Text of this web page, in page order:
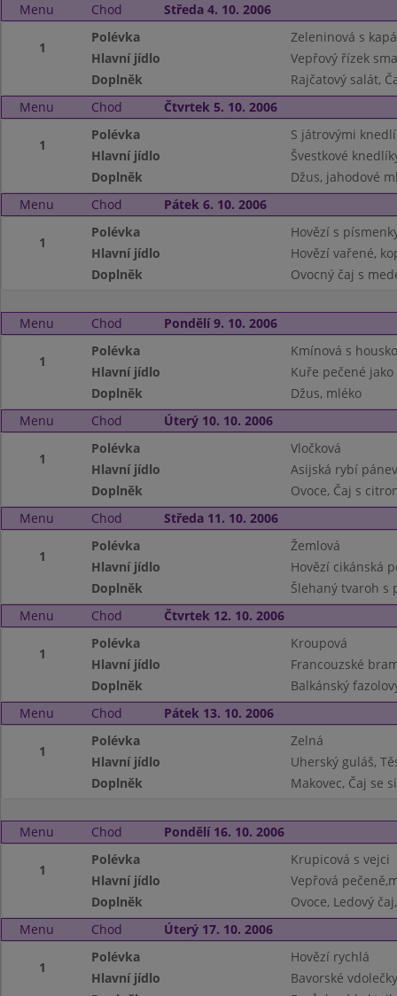
Menu
Chod Středa 4. 10. 2006
1
Polévka
Zeleninová s
Hlavní jídlo
Vepřový řízek
Doplněk
Rajčatový salát,
Menu
Chod Čtvrtek 5. 10. 2006
1
Polévka
S játrovými
Hlavní jídlo
Švestkové
Doplněk
Džus, jahodové
Menu
Chod Pátek 6. 10. 2006
1
Polévka
Hovězí s
Hlavní jídlo
Hovězí vařené,
Doplněk
Ovocný čaj s
Menu Chod Pondělí 9. 10. 2006
1
Polévka
Kmínová s
Hlavní jídlo
Kuře pečené
Doplněk
Džus, mléko
Menu
Chod Úterý 10. 10. 2006
1
Polévka
Vločková
Hlavní jídlo
Asijská rybí
Doplněk
Ovoce, Čaj s
Menu
Chod Středa 11. 10. 2006
1
Polévka
Žemlová
Hlavní jídlo
Hovězí cikánská
Doplněk
Šlehaný tvaroh s
Menu
Chod Čtvrtek 12. 10. 2006
1
Polévka
Kroupová
Hlavní jídlo
Francouzské
Doplněk
Balkánský
Menu
Chod Pátek 13. 10. 2006
1
Polévka
Zelná
Hlavní jídlo
Uherský guláš,
Doplněk
Makovec, Čaj se
Menu Chod Pondělí 16. 10. 2006
1
Polévka
Krupicová s vejci
Hlavní jídlo
Vepřová
Doplněk
Ovoce, Ledový
Menu
Chod Úterý 17. 10. 2006
1
Polévka
Hovězí rychlá
Hlavní jídlo
Bavorské